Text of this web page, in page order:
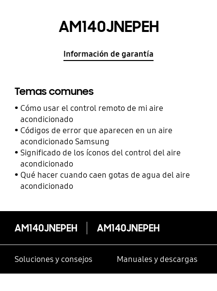
AM140JNEPEH
Información de garantía
Temas comunes
Cómo usar el control remoto de mi aire
acondicionado
Códigos de error que aparecen en un aire
acondicionado Samsung
Significado de los íconos del control del aire
acondicionado
Qué hacer cuando caen gotas de agua del aire
acondicionado
AM140JNEPEH AM140JNEPEH
Soluciones y consejos Manuales y descargas